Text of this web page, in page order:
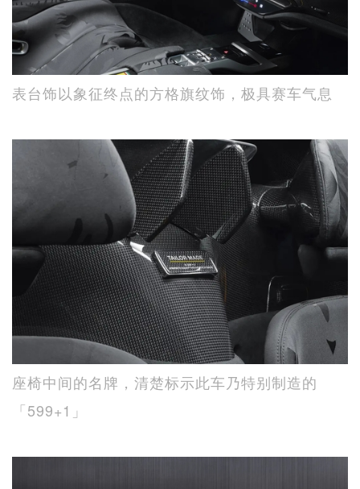
表台饰以象征终点的方格旗纹饰，极具赛车气息
座椅中间的名牌，清楚标示此车乃特别制造的
「599+1」